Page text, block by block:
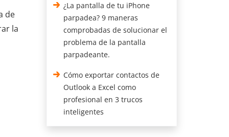
de
la
¿La pantalla de tu iPhone
parpadea? 9 maneras
comprobadas de solucionar el
problema de la pantalla
parpadeante.
Cómo exportar contactos de
Outlook a Excel como
profesional en 3 trucos
inteligentes